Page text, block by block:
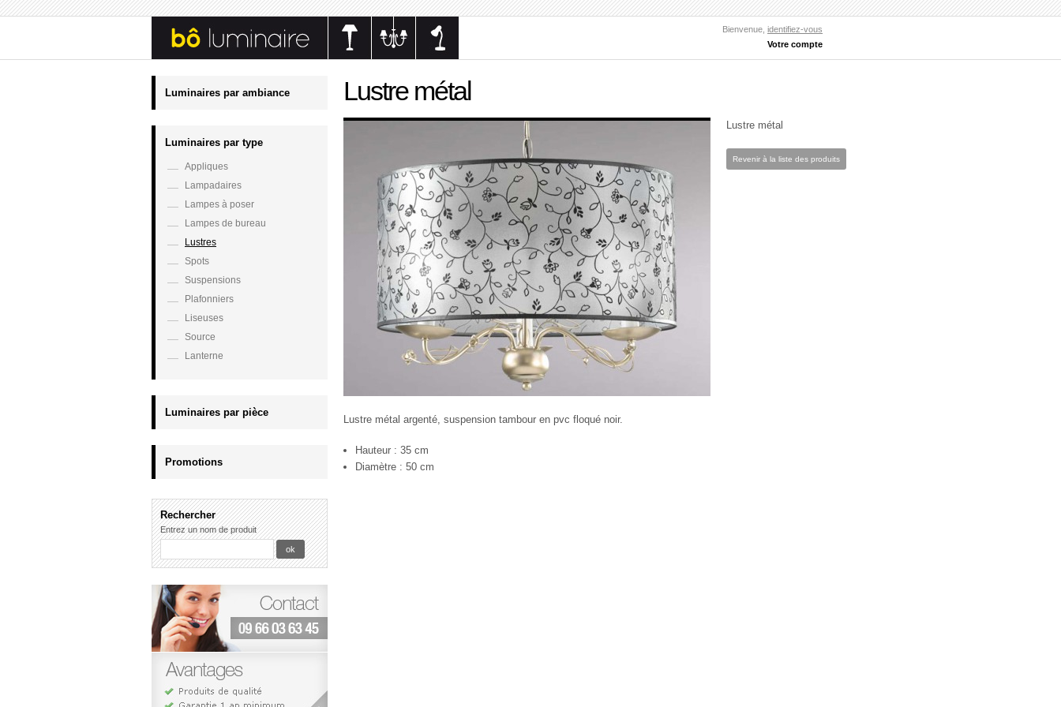
Bienvenue, identifiez-vous
Votre compte
Luminaires par ambiance
Luminaires par type
Appliques
Lampadaires
Lampes à poser
Lampes de bureau
Lustres
Spots
Suspensions
Plafonniers
Liseuses
Source
Lanterne
Luminaires par pièce
Promotions
Rechercher
Entrez un nom de produit
Lustre métal
Lustre métal
Revenir à la liste des produits
Lustre métal argenté, suspension tambour en pvc floqué noir.
Hauteur : 35 cm
Diamètre : 50 cm